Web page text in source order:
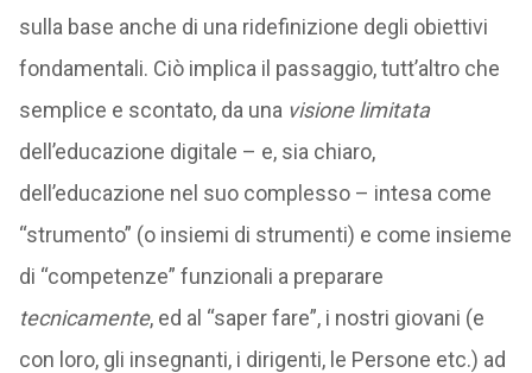
sulla base anche di una ridefinizione degli obiettivi
fondamentali. Ciò implica il passaggio, tutt’altro che
semplice e scontato, da una visione limitata
dell’educazione digitale – e, sia chiaro,
dell’educazione nel suo complesso – intesa come
“strumento” (o insiemi di strumenti) e come insieme
di “competenze” funzionali a preparare
tecnicamente, ed al “saper fare”, i nostri giovani (e
con loro, gli insegnanti, i dirigenti, le Persone etc.) ad